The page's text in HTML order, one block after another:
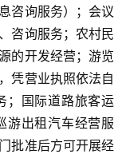
咨询服务）；会议
咨询服务；农村民
的开发经营；游览
凭营业执照依法自
；国际道路旅客运
游出租汽车经营服
批准后方可开展经